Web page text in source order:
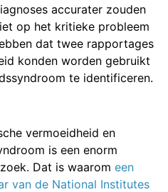
accurater zouden
op het kritieke probleem
dat twee rapportages
konden worden gebruikt
te identificeren.
vermoeidheid en
is een enorm
Dat is waarom een
van de National Institutes